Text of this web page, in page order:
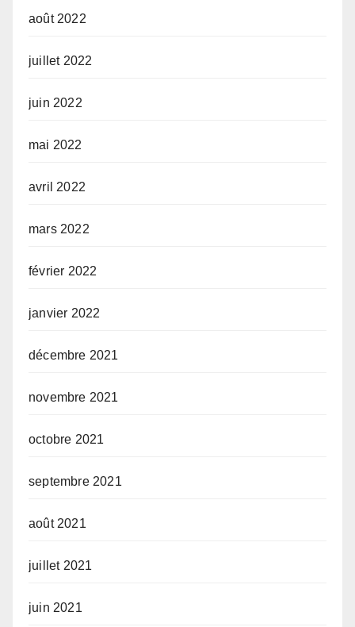
août 2022
juillet 2022
juin 2022
mai 2022
avril 2022
mars 2022
février 2022
janvier 2022
décembre 2021
novembre 2021
octobre 2021
septembre 2021
août 2021
juillet 2021
juin 2021